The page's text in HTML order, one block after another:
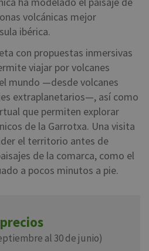
volcánicas mejor
ibérica.
con propuestas inmersivas
viajar por volcanes
mundo —desde volcanes
extraplanetarios—, así como
que permiten explorar
de la Garrotxa. Una visita
el territorio antes de
de la comarca, como el
a pocos minutos a pie.
al 30 de junio)